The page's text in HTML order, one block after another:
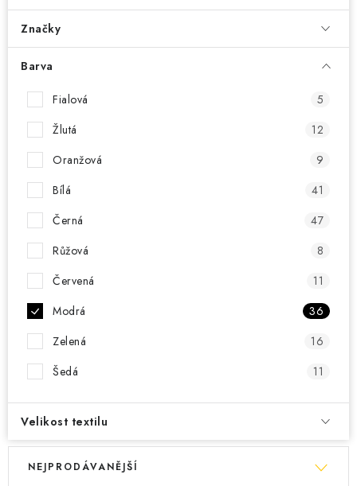
VELIKOSTNÍ TABULKY
KONTAKT
BOTY DĚTSKÉ
VÝŽIVA
SPORTY
MEGA SLEVY
NOVINKY
NOVINKY MIZUNO
ZNAČKY
Značky
Barva
Fialová
5
Žlutá
12
Oranžová
9
Bílá
41
Černá
47
Růžová
8
Červená
11
Modrá
36
Zelená
16
Šedá
11
Velikost textilu
V
Ř
NEJPRODÁVANĚJŠÍ